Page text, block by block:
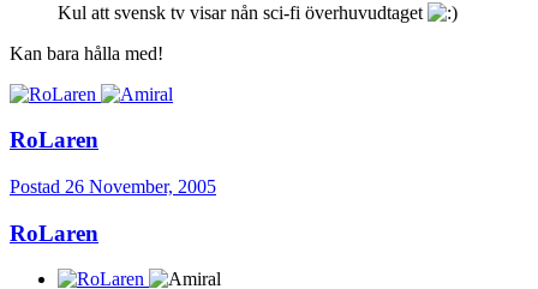
Kul att svensk tv visar nån sci-fi överhuvudtaget
Kan bara hålla med!
RoLaren
Postad 26 November, 2005
RoLaren